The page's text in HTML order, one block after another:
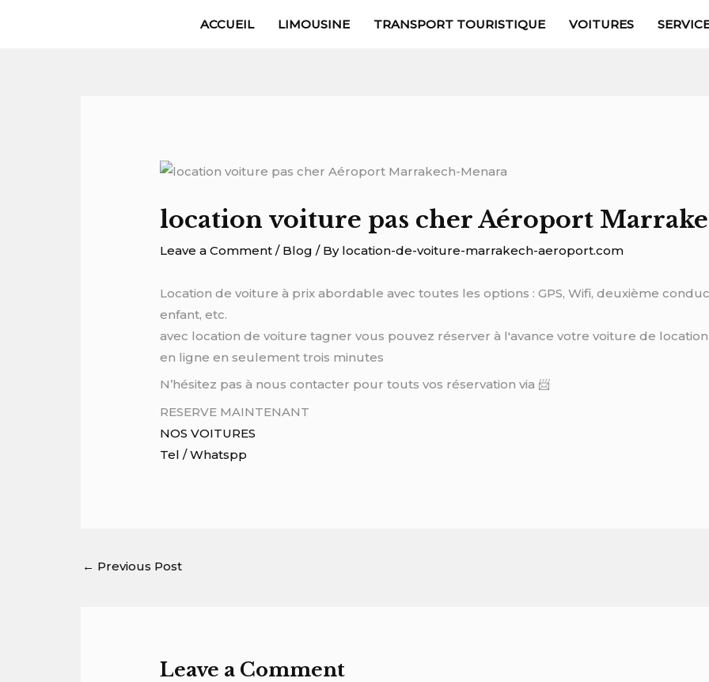
ACCUEIL LIMOUSINE TRANSPORT TOURISTIQUE VOITURES
location voiture pas cher Aéroport
Leave a Comment / Blog / By location-de-voiture-marrakech-aeroport.com
Location de voiture à prix abordable avec toutes les options : GPS, Wifi, deuxième
enfant, etc.
avec location de voiture tagner vous pouvez réserver à l'avance votre voiture de
en ligne en seulement trois minutes
N’hésitez pas à nous contacter pour touts vos réservation via 📨
RESERVE MAINTENANT
NOS VOITURES
Tel / Whatspp
← Previous Post
Leave a Comment